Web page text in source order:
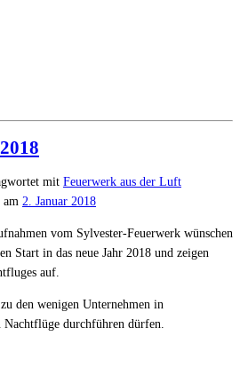
mit Feuerwerk aus der Luft
am 2. Januar 2018
vom Sylvester-Feuerwerk wünschen
Start in das neue Jahr 2018 und zeigen
auf.
den wenigen Unternehmen in
Nachtflüge durchführen dürfen.